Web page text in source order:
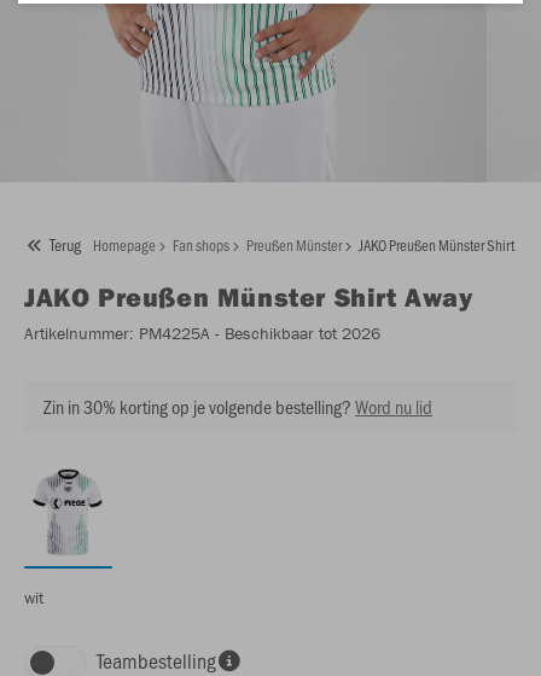
Terug Homepage Fan shops Preußen Münster JAKO Preußen Münster Shirt
JAKO Preußen Münster Shirt Away
Artikelnummer: PM4225A - Beschikbaar tot 2026
Zin in 30% korting op je volgende bestelling?Word nu lid
wit
Teambestelling